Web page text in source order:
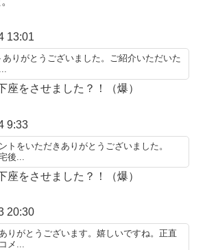
13:01
りがとうございました。ご紹介いただいた
座をさせました？！（爆）
9:33
トをいただきありがとうございました。
後...
座をさせました？！（爆）
20:30
りがとうございます。嬉しいですね。正直
メ...